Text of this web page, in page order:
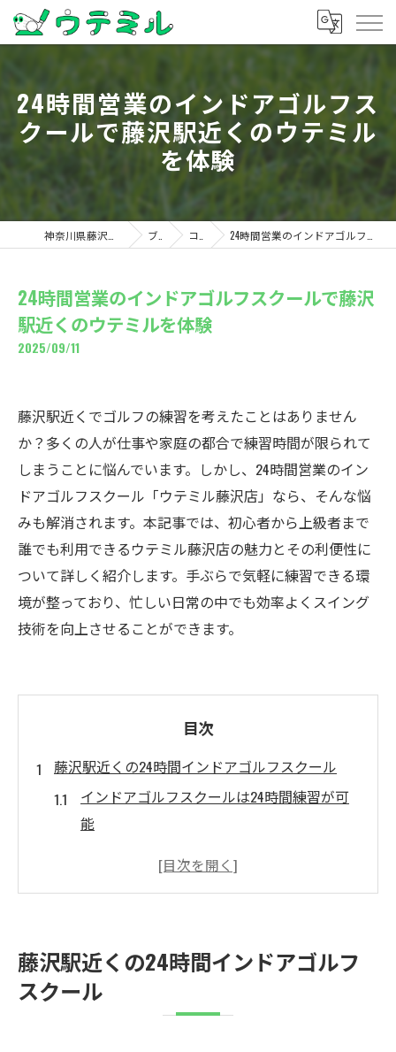
24時間営業のインドアゴルフス
クールで藤沢駅近くのウテミル
を体験
ブログ コラム 24時間営業のインドアゴルフスクールで藤沢駅近くのウテミルを体験
24時間営業のインドアゴルフスクールで藤沢
駅近くのウテミルを体験
2025/09/11
藤沢駅近くでゴルフの練習を考えたことはありません
か？多くの人が仕事や家庭の都合で練習時間が限られて
しまうことに悩んでいます。しかし、24時間営業のイン
ドアゴルフスクール「ウテミル藤沢店」なら、そんな悩
みも解消されます。本記事では、初心者から上級者まで
誰でも利用できるウテミル藤沢店の魅力とその利便性に
ついて詳しく紹介します。手ぶらで気軽に練習できる環
境が整っており、忙しい日常の中でも効率よくスイング
技術を向上させることができます。
目次
藤沢駅近くの24時間インドアゴルフスクール
インドアゴルフスクールは24時間練習が可
能
藤沢駅近くでインドアゴルフスクールを選
インドアゴルフスクールで手ぶら練習でき
る魅力
初心者も安心できるインドアゴルフスクー
藤沢駅近くの24時間インドアゴルフ
スクール